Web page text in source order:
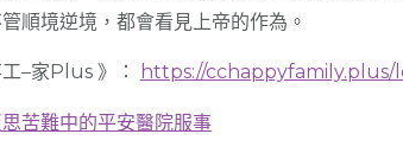
順境逆境，都會看見上帝的作為。
–家Plus 》： https://cchappyfamily.plus/
苦難中的平安醫院服事